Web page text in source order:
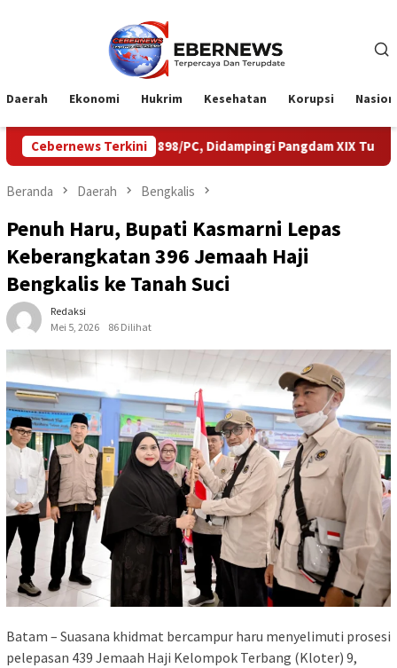
Daerah Ekonomi Hukrim Kesehatan Korupsi
Cebernews Terkini
PC, Didampingi Pangdam XIX Tuanku Tambusai
Beranda Daerah Bengkalis
Penuh Haru, Bupati Kasmarni Lepas
Keberangkatan 396 Jemaah Haji
Bengkalis ke Tanah Suci
Redaksi
Mei 5, 2026
86 Dilihat
Batam – Suasana khidmat bercampur haru menyelimuti prosesi
pelepasan 439 Jemaah Haji Kelompok Terbang (Kloter) 9,